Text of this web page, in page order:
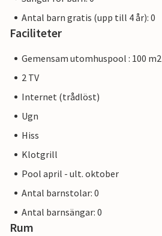
Antal barn gratis (upp till 4 år): 0
Faciliteter
Gemensam utomhuspool : 100 m2
2 TV
Internet (trådlöst)
Ugn
Hiss
Klotgrill
Pool april - ult. oktober
Antal barnstolar: 0
Antal barnsängar: 0
Rum